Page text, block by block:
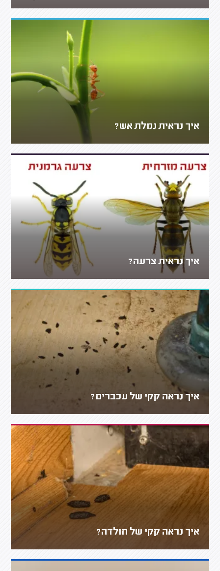
איך נראית נמלת אש?
איך נראית צרעה?
איך נראה קקי של עכברים?
איך נראה קקי של חולדה?